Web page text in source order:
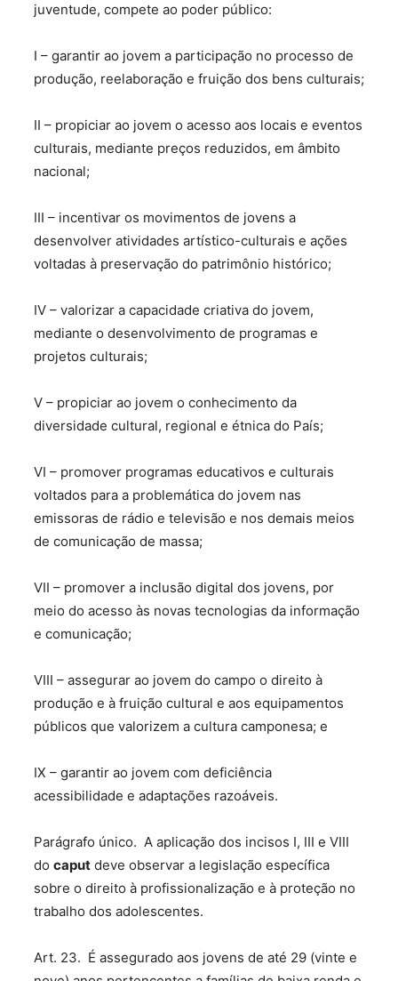
juventude, compete ao poder público:
I – garantir ao jovem a participação no processo de
produção, reelaboração e fruição dos bens culturais;
II – propiciar ao jovem o acesso aos locais e eventos
culturais, mediante preços reduzidos, em âmbito
nacional;
III – incentivar os movimentos de jovens a
desenvolver atividades artístico-culturais e ações
voltadas à preservação do patrimônio histórico;
IV – valorizar a capacidade criativa do jovem,
mediante o desenvolvimento de programas e
projetos culturais;
V – propiciar ao jovem o conhecimento da
diversidade cultural, regional e étnica do País;
VI – promover programas educativos e culturais
voltados para a problemática do jovem nas
emissoras de rádio e televisão e nos demais meios
de comunicação de massa;
VII – promover a inclusão digital dos jovens, por
meio do acesso às novas tecnologias da informação
e comunicação;
VIII – assegurar ao jovem do campo o direito à
produção e à fruição cultural e aos equipamentos
públicos que valorizem a cultura camponesa; e
IX – garantir ao jovem com deficiência
acessibilidade e adaptações razoáveis.
Parágrafo único. A aplicação dos incisos I, III e VIII
do caputdeve observar a legislação específica
sobre o direito à profissionalização e à proteção no
trabalho dos adolescentes.
Art. 23. É assegurado aos jovens de até 29 (vinte e